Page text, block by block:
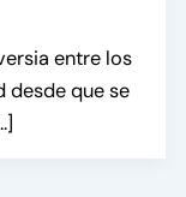
entre los
desde que se